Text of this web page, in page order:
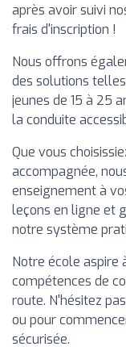
après avoir suivi
frais d'inscription !
Nous offrons
des solutions
jeunes de 15 à 25
la conduite
Que vous
accompagnée,
enseignement à
leçons en ligne et
notre système
Notre école aspire
compétences de
route. N'hésitez
ou pour
sécurisée.